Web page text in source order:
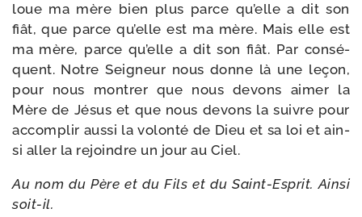
loue ma mère bien plus parce qu’elle a dit son
fiât, que parce qu’elle est ma mère. Mais elle est
ma mère, parce qu’elle a dit son fiât. Par consé­
quent. Notre Seigneur nous donne là une leçon,
pour nous mon­trer que nous devons aimer la
Mère de Jésus et que nous devons la suivre pour
accom­plir aus­si la volon­té de Dieu et sa loi et ain­
si aller la rejoindre un jour au Ciel.
Au nom du Père et du Fils et du Saint-​Esprit. Ainsi
soit-il.